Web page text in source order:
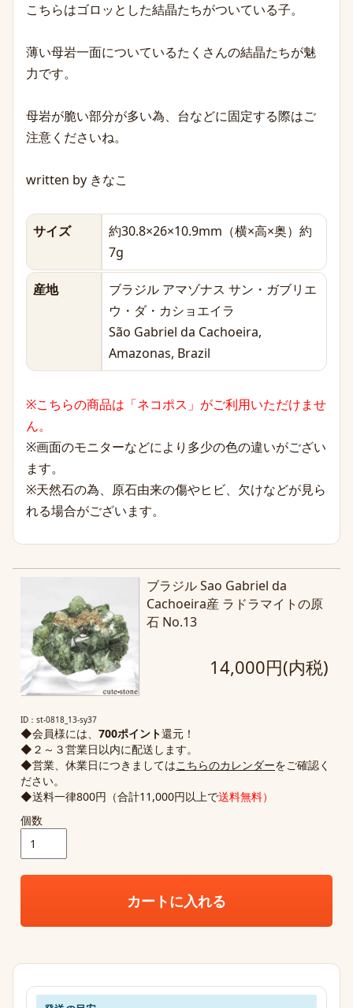
こちらはゴロッとした結晶たちがついている子。
薄い母岩一面についているたくさんの結晶たちが魅
力です。
母岩が脆い部分が多い為、台などに固定する際はご
注意くださいね。
written by きなこ
サイズ
約30.8×26×10.9mm（横×高×奥）約
7g
産地
ブラジル アマゾナス サン・ガブリエ
ウ・ダ・カショエイラ
São Gabriel da Cachoeira,
Amazonas, Brazil
※こちらの商品は「ネコポス」がご利用いただけませ
ん。
※画面のモニターなどにより多少の色の違いがござい
ます。
※天然石の為、原石由来の傷やヒビ、欠けなどが見ら
れる場合がございます。
ブラジル Sao Gabriel da
Cachoeira産 ラドラマイトの原
石 No.13
14,000円(内税)
ID：st-0818_13-sy37
◆会員様には、 700ポイント還元！
◆２～３営業日以内に配送します。
◆営業、休業日につきましてはこちらのカレンダーをご確認く
ださい。
◆送料一律800円（合計11,000円以上で送料無料）
個数
カートに入れる